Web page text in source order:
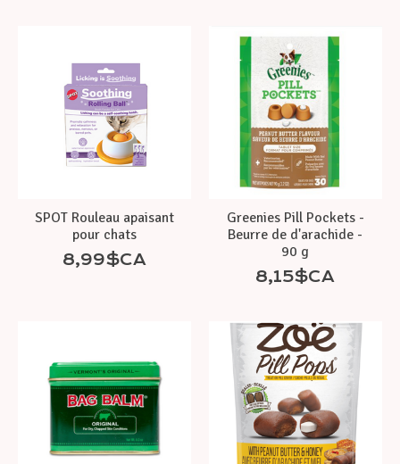
SPOT Rouleau apaisant
pour chats
8,99$CA
Greenies Pill Pockets -
Beurre de d'arachide -
90 g
8,15$CA